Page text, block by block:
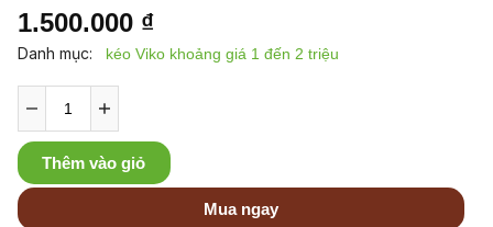
1.500.000 ₫
Thêm vào giỏ
Mua ngay
Danh mục: kéo Viko khoảng giá 1 đến 2 triệu